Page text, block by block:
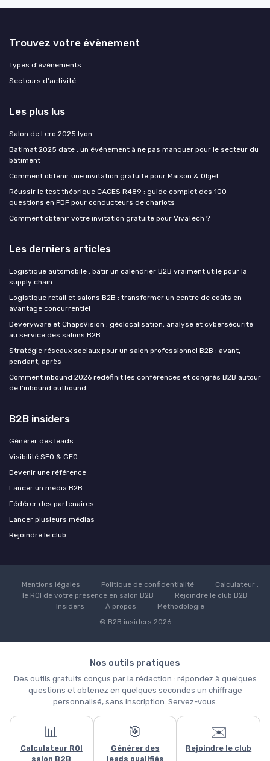
Trouvez votre évènement
Types d'événements
Secteurs d'activité
Les plus lus
Salon de l ero 2025 lyon
Batimat 2025 date : un événement à ne pas manquer pour le secteur du
bâtiment
Comment obtenir une invitation gratuite pour Maison & Objet
Réussir le test théorique CACES R489 : guide complet des 100
questions en PDF pour conducteurs de chariots
Comment obtenir votre invitation gratuite pour VivaTech ?
Les derniers articles
Logistique automobile : bâtir un calendrier B2B vraiment utile pour la
supply chain
Logistique retail et salons B2B : transformer un centre de coûts en
avantage concurrentiel
Deveryware et ChapsVision : géolocalisation, analyse et cybersécurité
au service des salons B2B
Stratégie réseaux sociaux pour un salon professionnel B2B : avant,
pendant, après
Comment inbound 2026 redéfinit les conférences et congrès B2B autour
de l’inbound outbound
B2B insiders
Générer des leads
Visibilité SEO & GEO
Devenir une référence
Lancer un média B2B
Fédérer des partenaires
Lancer plusieurs médias
Rejoindre le club
Mentions légales Politique de confidentialité
Calculateur :
le ROI de votre présence en salon B2B
Rejoindre le club B2B
Insiders
À propos
Méthodologie
© B2B insiders 2026
Nos outils pratiques
Des outils gratuits conçus par la rédaction : répondez à quelques
questions et obtenez en quelques secondes un chiffrage
personnalisé, sans inscription. Servez-vous.
📊
Calculateur ROI
salon B2B
🎯
Générer des
leads qualifiés
✉️
Rejoindre le club
Ce site utilise des cookies et vous donne le contrôle sur ceux que
vous souhaitez activer